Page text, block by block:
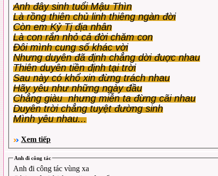
Anh đây sinh tuổi Mậu Thìn
Là rồng thiên chủ linh thiêng ngàn đời
Còn em Kỷ Tị địa nhân
Là con rắn nhỏ cả đời chăm con
Đôi mình cung số khác vời
Nhưng duyên đã định chẳng dời đuợc nhau
Thiên duyên tiền định tại trời
Sau này có khổ xin đừng trách nhau
Hãy yêu như những ngày đầu
Chẳng giàu nhưng miễn ta đừng cãi nhau
Duyên trời chẳng tuyệt đường sinh
Mình yêu nhau...
Xem tiếp
Anh đi công tác
Anh đi công tác vùng xa